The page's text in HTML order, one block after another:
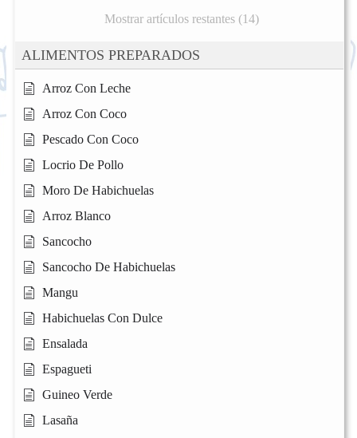
Mostrar artículos restantes (14)
ALIMENTOS PREPARADOS
Arroz Con Leche
Arroz Con Coco
Pescado Con Coco
Locrio De Pollo
Moro De Habichuelas
Arroz Blanco
Sancocho
Sancocho De Habichuelas
Mangu
Habichuelas Con Dulce
Ensalada
Espagueti
Guineo Verde
Lasaña